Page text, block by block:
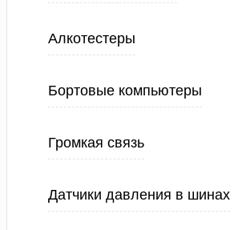
Алкотестеры
Бортовые компьютеры
Громкая связь
Датчики давления в шинах